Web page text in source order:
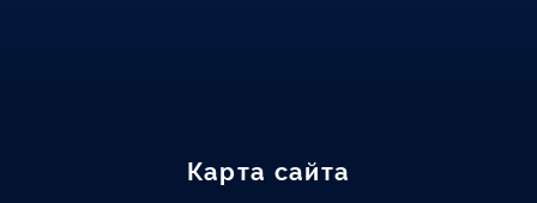
Карта сайта